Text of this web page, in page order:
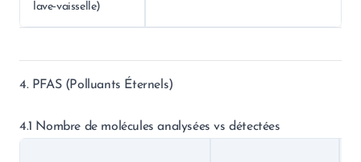
lave‑vaisselle)
4. PFAS (Polluants Éternels)
4.1 Nombre de molécules analysées vs détectées